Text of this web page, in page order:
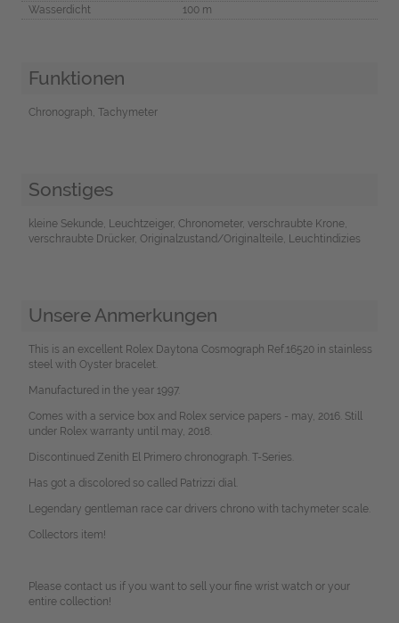
Wasserdicht
100 m
Funktionen
Chronograph, Tachymeter
Sonstiges
kleine Sekunde, Leuchtzeiger, Chronometer, verschraubte Krone,
verschraubte Drücker, Originalzustand/Originalteile, Leuchtindizies
Unsere Anmerkungen
This is an excellent Rolex Daytona Cosmograph Ref.16520 in stainless
steel with Oyster bracelet.
Manufactured in the year 1997.
Comes with a service box and Rolex service papers - may, 2016. Still
under Rolex warranty until may, 2018.
Discontinued Zenith El Primero chronograph. T-Series.
Has got a discolored so called Patrizzi dial.
Legendary gentleman race car drivers chrono with tachymeter scale.
Collectors item!
Please contact us if you want to sell your fine wrist watch or your
entire collection!